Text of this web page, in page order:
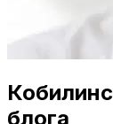
блога